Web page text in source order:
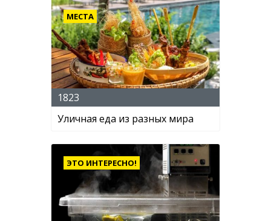
МЕСТА
1823
Уличная еда из разных мира
ЭТО ИНТЕРЕСНО!